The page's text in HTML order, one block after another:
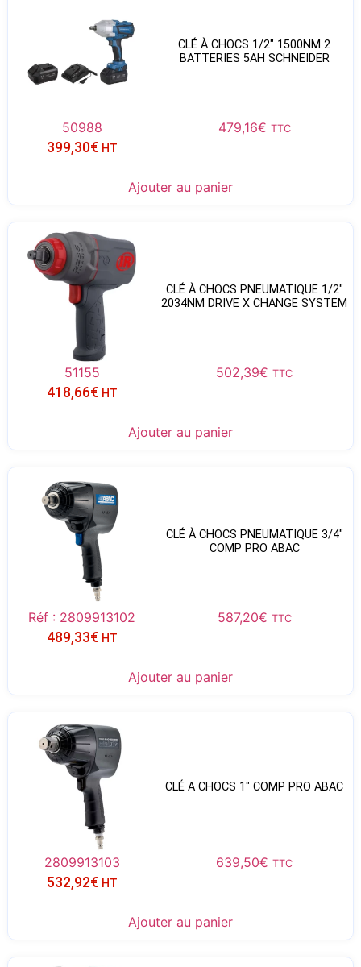
CLÉ À CHOCS 1/2″ 1500NM 2
BATTERIES 5AH SCHNEIDER
50988 479,16€ TTC
399,30€ HT
Ajouter au panier
CLÉ À CHOCS PNEUMATIQUE 1/2″
2034NM DRIVE X CHANGE SYSTEM
51155 502,39€ TTC
418,66€ HT
Ajouter au panier
CLÉ À CHOCS PNEUMATIQUE 3/4″
COMP PRO ABAC
Réf : 2809913102 587,20€ TTC
489,33€ HT
Ajouter au panier
CLÉ A CHOCS 1″ COMP PRO ABAC
2809913103 639,50€ TTC
532,92€ HT
Ajouter au panier